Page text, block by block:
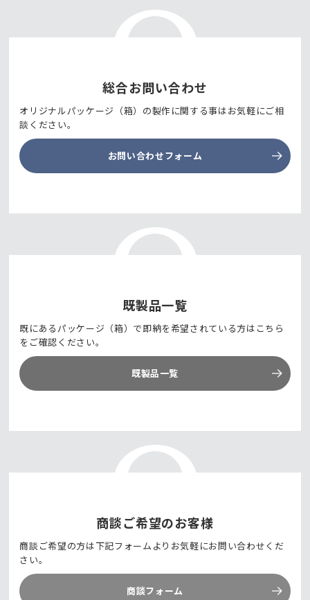
総合お問い合わせ
オリジナルパッケージ（箱）の製作に関する事はお気軽にご相
談ください。
お問い合わせフォーム
既製品一覧
既にあるパッケージ（箱）で即納を希望されている方はこちら
をご確認ください。
既製品一覧
商談ご希望のお客様
商談ご希望の方は下記フォームよりお気軽にお問い合わせくだ
さい。
商談フォーム